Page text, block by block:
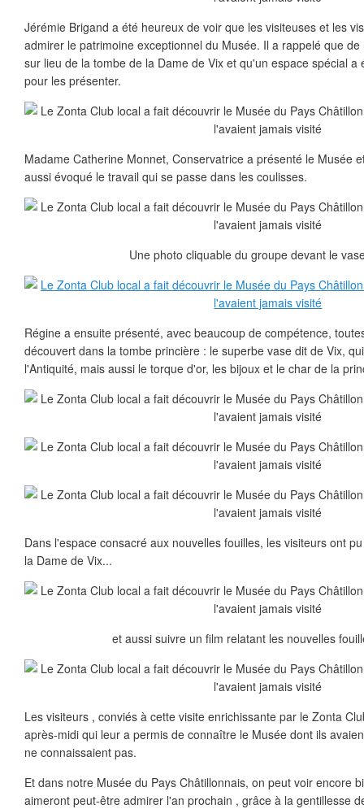
Jérémie Brigand a été heureux de voir que les visiteuses et les
admirer le patrimoine exceptionnel du Musée. Il a rappelé que
sur lieu de la tombe de la Dame de Vix et qu'un espace spécial
pour les présenter.
Madame Catherine Monnet, Conservatrice a présenté le Musée
aussi évoqué le travail qui se passe dans les coulisses.
Une photo cliquable du groupe devant le
Régine a ensuite présenté, avec beaucoup de compétence,
découvert dans la tombe princière : le superbe vase dit de Vix,
l'Antiquité, mais aussi le torque d'or, les bijoux et le char de la
Dans l'espace consacré aux nouvelles fouilles, les visiteurs ont
la Dame de Vix...
et aussi suivre un film relatant les nouvelles
Les visiteurs , conviés à cette visite enrichissante par le Zonta
après-midi qui leur a permis de connaître le Musée dont ils
ne connaissaient pas.
Et dans notre Musée du Pays Châtillonnais, on peut voir encore
aimeront peut-être admirer l'an prochain , grâce à la gentillesse